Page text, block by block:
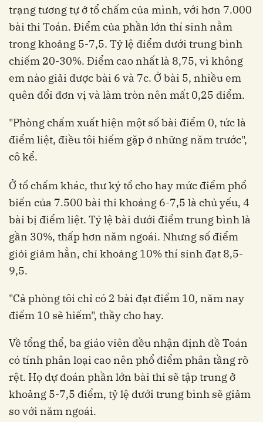
trạng tương tự ở tổ chấm của mình, với hơn 7.000
bài thi Toán. Điểm của phần lớn thí sinh nằm
trong khoảng 5-7,5. Tỷ lệ điểm dưới trung bình
chiếm 20-30%. Điểm cao nhất là 8,75, vì không
em nào giải được bài 6 và 7c. Ở bài 5, nhiều em
quên đổi đơn vị và làm tròn nên mất 0,25 điểm.
"Phòng chấm xuất hiện một số bài điểm 0, tức là
điểm liệt, điều tôi hiếm gặp ở những năm trước",
cô kể.
Ở tổ chấm khác, thư ký tổ cho hay mức điểm phổ
biến của 7.500 bài thi khoảng 6-7,5 là chủ yếu, 4
bài bị điểm liệt. Tỷ lệ bài dưới điểm trung bình là
gần 30%, thấp hơn năm ngoái. Nhưng số điểm
giỏi giảm hẳn, chỉ khoảng 10% thí sinh đạt 8,5-
9,5.
"Cả phòng tôi chỉ có 2 bài đạt điểm 10, năm nay
điểm 10 sẽ hiếm", thầy cho hay.
Về tổng thể, ba giáo viên đều nhận định đề Toán
có tính phân loại cao nên phổ điểm phân tầng rõ
rệt. Họ dự đoán phần lớn bài thi sẽ tập trung ở
khoảng 5-7,5 điểm, tỷ lệ dưới trung bình sẽ giảm
so với năm ngoái.